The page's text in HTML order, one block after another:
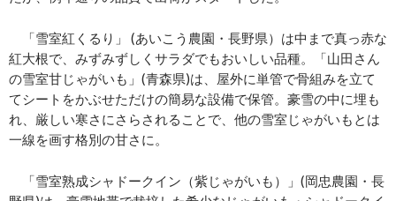
「雪室紅くるり」 (あいこう農園・長野県）は中まで真っ赤な
紅大根で、みずみずしくサラダでもおいしい品種。「山田さん
の雪室甘じゃがいも」(青森県)は、屋外に単管で骨組みを立て
てシートをかぶせただけの簡易な設備で保管。豪雪の中に埋も
れ、厳しい寒さにさらされることで、他の雪室じゃがいもとは
⼀線を画す格別の甘さに。
「雪室熟成シャドークイン（紫じゃがいも）」(岡忠農園・長